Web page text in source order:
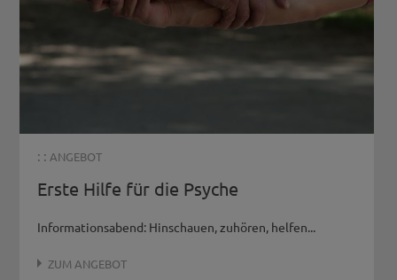
: : ANGEBOT
Erste Hilfe für die Psyche
Informationsabend: Hinschauen, zuhören, helfen...
ZUM ANGEBOT